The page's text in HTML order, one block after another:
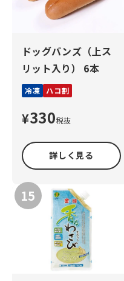
ドッグバンズ（上ス
リット入り） 6本
冷凍 ハコ割
¥330税抜
詳しく見る